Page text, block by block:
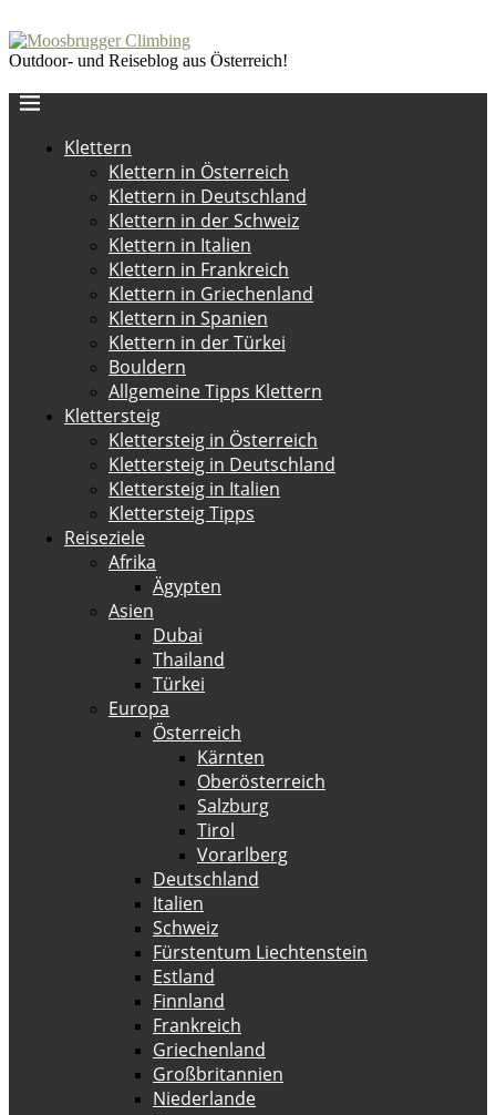
Outdoor- und Reiseblog aus Österreich!
Klettern
Klettern in Österreich
Klettern in Deutschland
Klettern in der Schweiz
Klettern in Italien
Klettern in Frankreich
Klettern in Griechenland
Klettern in Spanien
Klettern in der Türkei
Bouldern
Allgemeine Tipps Klettern
Klettersteig
Klettersteig in Österreich
Klettersteig in Deutschland
Klettersteig in Italien
Klettersteig Tipps
Reiseziele
Afrika
Ägypten
Asien
Dubai
Thailand
Türkei
Europa
Österreich
Kärnten
Oberösterreich
Salzburg
Tirol
Vorarlberg
Deutschland
Italien
Schweiz
Fürstentum Liechtenstein
Estland
Finnland
Frankreich
Griechenland
Großbritannien
Niederlande